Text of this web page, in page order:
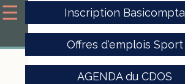
Inscription Basicompta
Offres d'emplois Sport
AGENDA du CDOS